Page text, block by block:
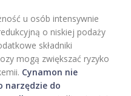
u osób intensywnie
o niskiej podaży
składniki
mogą zwiększać ryzyko
Cynamon nie
narzędzie do